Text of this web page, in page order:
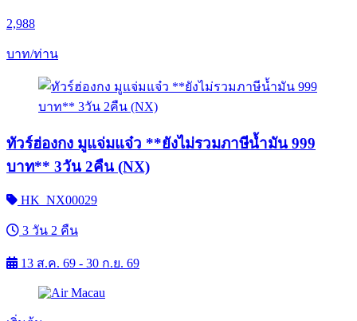
2,988
บาท/ท่าน
ทัวร์ฮ่องกง มูแจ่มแจ๋ว **ยังไม่รวมภาษีน้ำมัน 999
บาท** 3วัน 2คืน (NX)
HK_NX00029
3 วัน 2 คืน
13 ส.ค. 69 - 30 ก.ย. 69